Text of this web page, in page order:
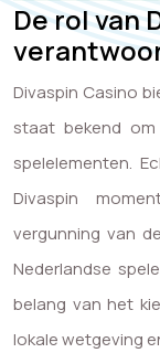
De rol van
Divaspin Casino
staat bekend
spelelementen.
Divaspin
vergunning van
Nederlandse
belang van het
lokale wetgeving